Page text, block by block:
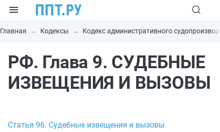
Главная Кодексы Кодекс административного
РФ. Глава 9. СУДЕБНЫЕ
ИЗВЕЩЕНИЯ И ВЫЗОВЫ
Статья 96. Судебные извещения и вызовы